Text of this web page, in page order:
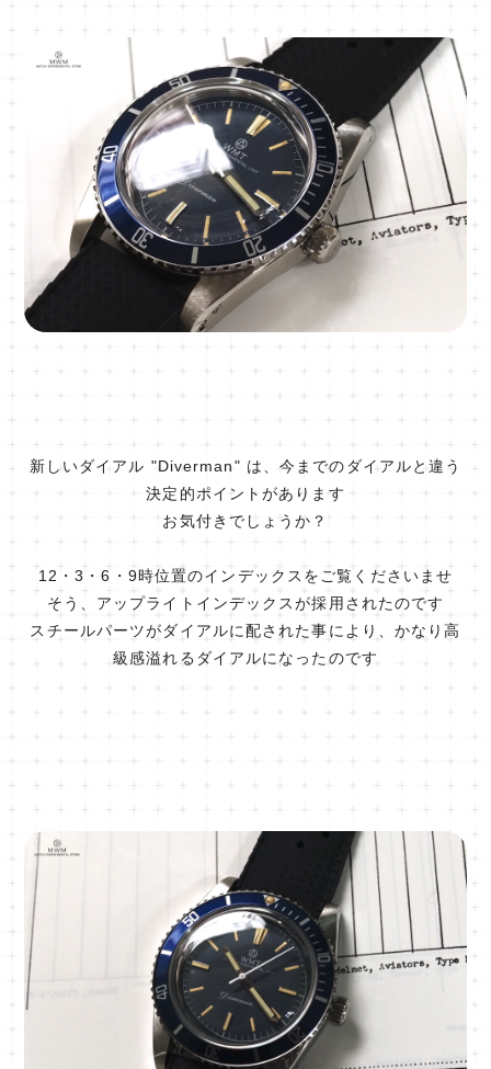
新しいダイアル "Diverman" は、今までのダイアルと違う
決定的ポイントがあります
お気付きでしょうか？
12・3・6・9時位置のインデックスをご覧くださいませ
そう、アップライトインデックスが採用されたのです
スチールパーツがダイアルに配された事により、かなり高
級感溢れるダイアルになったのです